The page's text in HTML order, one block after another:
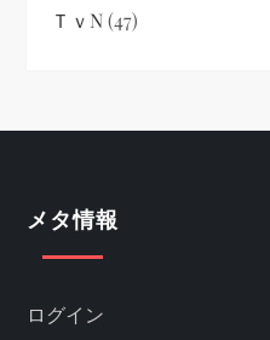
ＴｖN(47)
メタ情報
ログイン